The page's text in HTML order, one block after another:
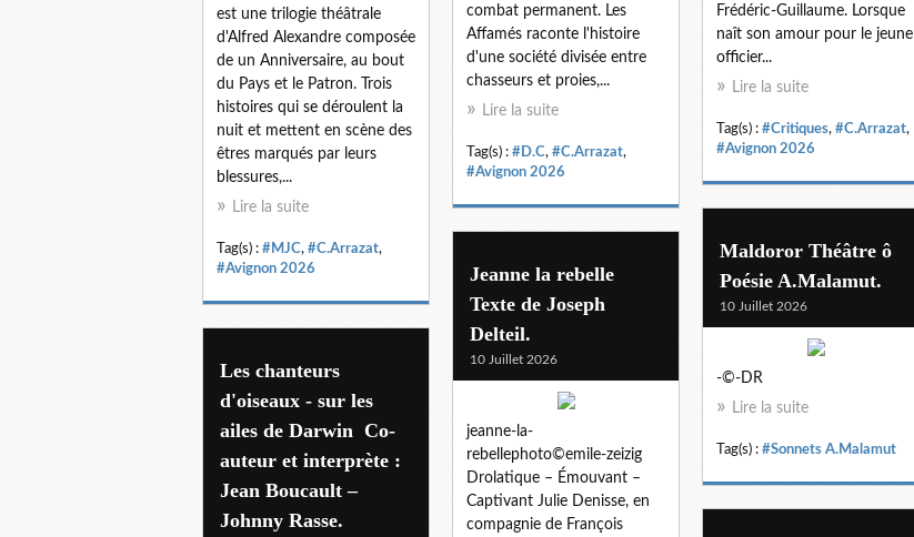
Frédéric-Guillaume. Lorsque
naît son amour pour le jeune
officier...
Lire la suite
Tag(s) : #Critiques, #C.Arrazat,
#Avignon 2026
combat permanent. Les
Affamés raconte l'histoire
d'une société divisée entre
chasseurs et proies,...
Lire la suite
Tag(s) : #D.C, #C.Arrazat,
#Avignon 2026
est une trilogie théâtrale
d'Alfred Alexandre composée
de un Anniversaire, au bout
du Pays et le Patron. Trois
histoires qui se déroulent la
nuit et mettent en scène des
êtres marqués par leurs
blessures,...
Lire la suite
Tag(s) : #MJC, #C.Arrazat,
#Avignon 2026
Maldoror Théâtre ô
Poésie A.Malamut.
10 Juillet 2026
-©-DR
Lire la suite
Tag(s) : #Sonnets A.Malamut
Jeanne la rebelle
Texte de Joseph
Delteil.
10 Juillet 2026
jeanne-la-
rebellephoto©emile-zeizig
Drolatique – Émouvant –
Captivant Julie Denisse, en
compagnie de François
Les chanteurs
d'oiseaux - sur les
ailes de Darwin Co-
auteur et interprète :
Jean Boucault –
Johnny Rasse.